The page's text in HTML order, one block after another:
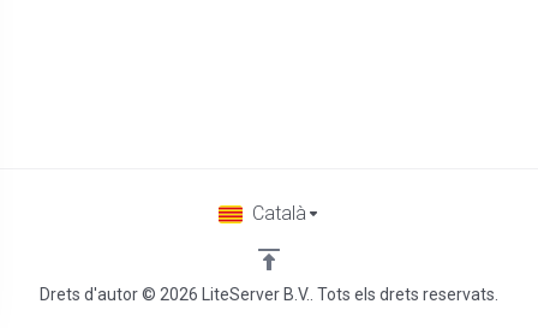
Drets d'autor © 2026 LiteServer B.V.. Tots els drets reservats.
Català